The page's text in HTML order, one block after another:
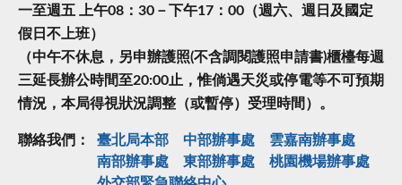
一至週五 上午08：30－下午17：00（週六、週日及國定
假日不上班）
（中午不休息，另申辦護照(不含調閱護照申請書)櫃檯每週
三延長辦公時間至20:00止，惟倘遇天災或停電等不可預期
情況，本局得視狀況調整（或暫停）受理時間）。
聯絡我們： 臺北局本部 中部辦事處
雲嘉南辦事處
南部辦事處
東部辦事處
桃園機場辦事處